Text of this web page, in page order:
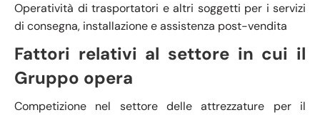
Operatività di trasportatori e altri soggetti per i servizi
di consegna, installazione e assistenza post-vendita
Fattori relativi al settore in cui il
Gruppo opera
Competizione nel settore delle attrezzature per il